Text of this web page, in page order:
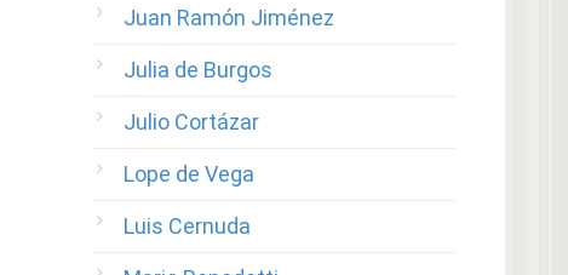
Juan Ramón Jiménez
Julia de Burgos
Julio Cortázar
Lope de Vega
Luis Cernuda